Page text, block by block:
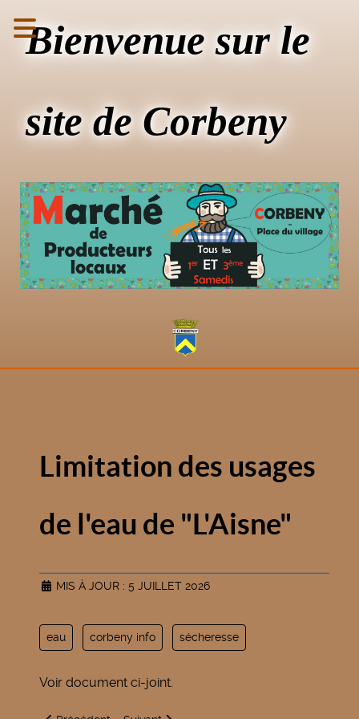
Bienvenue sur le
site de Corbeny
Limitation des usages
de l'eau de "L'Aisne"
MIS À JOUR : 5 JUILLET 2026
eau corbeny info sécheresse
Voir document ci-joint.